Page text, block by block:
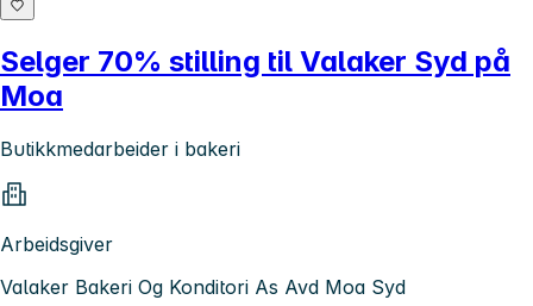
Selger 70% stilling til Valaker Syd på
Moa
Butikkmedarbeider i bakeri
Arbeidsgiver
Valaker Bakeri Og Konditori As Avd Moa Syd